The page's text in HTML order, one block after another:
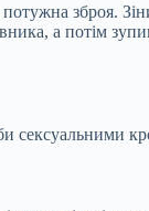
зброя.
а потім